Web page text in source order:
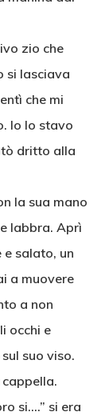
zio che
si lasciava
che mi
Io lo stavo
dritto alla
la sua mano
labbra. Aprì
e salato, un
a muovere
a non
occhi e
suo viso.
si….” si era